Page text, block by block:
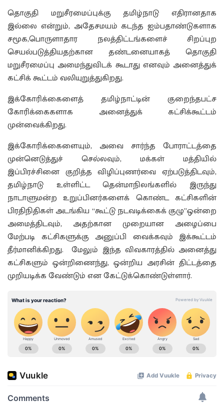
தொகுதி மறுசீரமைப்புக்கு தமிழ்நாடு எதிரானதாக
இல்லை என்றும், அதேசமயம் கடந்த ஐம்பதாண்டுகளாக
சமூக,பொருளாதார நலத்திட்டங்களைச் சிறப்புற
செயல்படுத்தியதற்கான தண்டனையாகத் தொகுதி
மறுசீரமைப்பு அமைந்துவிடக் கூடாது எனவும் அனைத்துக்
கட்சிக் கூட்டம் வலியுறுத்துகிறது.
இக்கோரிக்கைளைத் தமிழ்நாட்டின் குறைந்தபட்ச
கோரிக்கைகளாக அனைத்துக் கட்சிக்கூட்டம்
முன்வைக்கிறது.
இக்கோரிக்கைளையும், அவை சார்ந்த போராட்டத்தை
முன்னெடுத்துச் செல்லவும், மக்கள் மத்தியில்
இப்பிரச்சினை குறித்த விழிப்புணர்வை ஏற்படுத்திடவும்,
தமிழ்நாடு உள்ளிட்ட தென்மாநிலங்களில் இருந்து
நாடாளுமன்ற உறுப்பினர்களைக் கொண்ட கட்சிகளின்
பிரதிநிதிகள் அடங்கிய “கூட்டு நடவடிக்கைக் குழு”ஒன்றை
அமைத்திடவும், அதற்கான முறையான அழைப்பை
மேற்படி கட்சிகளுக்கு அனுப்பி வைக்கவும் இக்கூட்டம்
தீர்மானிக்கிறது. மேலும் இந்த விவகாரத்தில் அனைத்து
கட்சிகளும் ஒன்றிணைந்து, ஒன்றிய அரசின் திட்டத்தை
முறியடிக்க வேண்டும் என கேட்டுக்கொண்டுள்ளார்.